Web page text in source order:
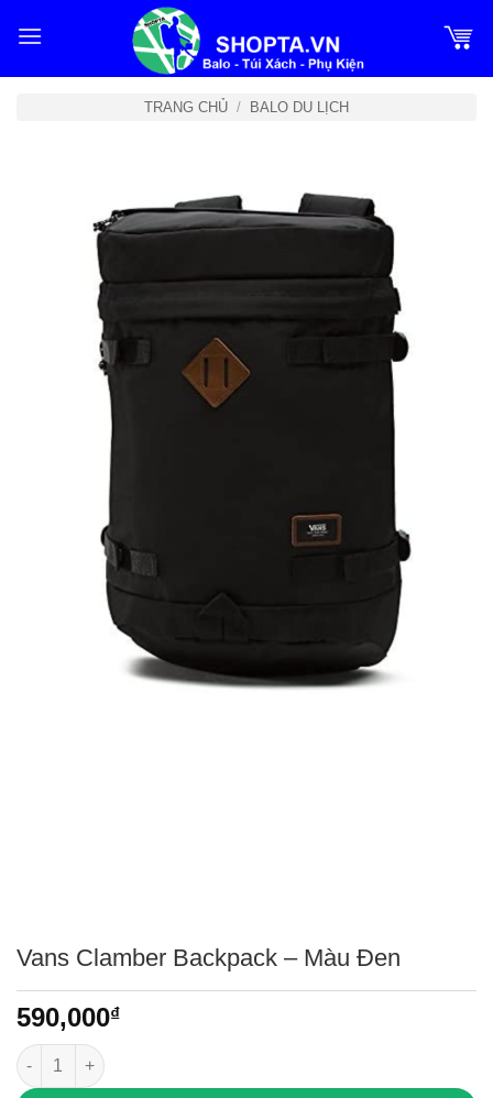
qua
TRANG CHỦ / BALO DU LỊCH
Vans Clamber Backpack – Màu Đen
590,000₫
Vans Clamber Backpack – Màu Đen số lượng